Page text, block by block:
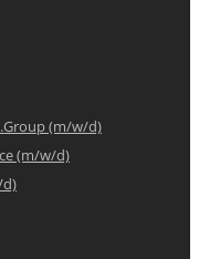
(m/w/d)
(m/w/d)
d)